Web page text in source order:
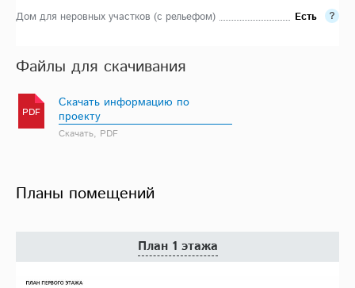
Дом для неровных участков (с рельефом)
Есть
Файлы для скачивания
PDF
Скачать информацию по
проекту
Скачать, PDF
Планы помещений
План 1 этажа